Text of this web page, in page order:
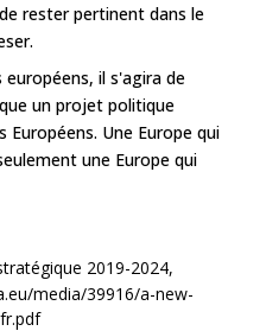
rester pertinent dans le
il s'agira de
un projet politique
Une Europe qui
une Europe qui
2019-2024,
media/39916/a-new-